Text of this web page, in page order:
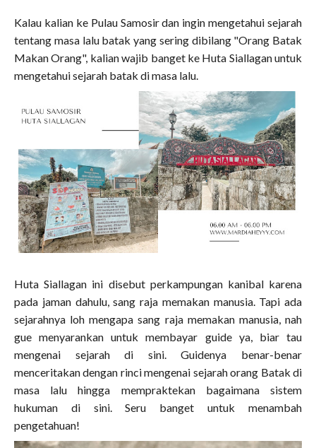
Kalau kalian ke Pulau Samosir dan ingin mengetahui sejarah
tentang masa lalu batak yang sering dibilang "Orang Batak
Makan Orang", kalian wajib banget ke Huta Siallagan untuk
mengetahui sejarah batak di masa lalu.
Huta Siallagan ini disebut perkampungan kanibal karena
pada jaman dahulu, sang raja memakan manusia. Tapi ada
sejarahnya loh mengapa sang raja memakan manusia, nah
gue menyarankan untuk membayar guide ya, biar tau
mengenai sejarah di sini. Guidenya benar-benar
menceritakan dengan rinci mengenai sejarah orang Batak di
masa lalu hingga mempraktekan bagaimana sistem
hukuman di sini. Seru banget untuk menambah
pengetahuan!